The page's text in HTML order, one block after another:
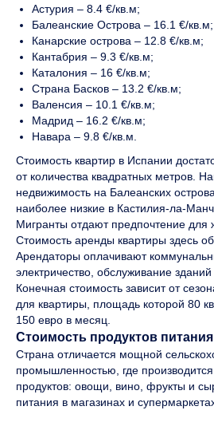
Астурия – 8.4 €/кв.м;
Балеанские Острова – 16.1 €/кв.м;
Канарские острова – 12.8 €/кв.м;
Кантабрия – 9.3 €/кв.м;
Каталония – 16 €/кв.м;
Страна Басков – 13.2 €/кв.м;
Валенсия – 10.1 €/кв.м;
Мадрид – 16.2 €/кв.м;
Навара – 9.8 €/кв.м.
Стоимость квартир в Испании
от количества квадратных метров.
недвижимость на Балеанских
наиболее низкие в Кастилия-ла-
Мигранты отдают предпочтение для
Стоимость аренды квартиры здесь
Арендаторы оплачивают
электричество, обслуживание
Конечная стоимость зависит от
для квартиры, площадь которой 80
150 евро в месяц.
Стоимость продуктов
Страна отличается мощной
промышленностью, где
продуктов: овощи, вино, фрукты и
питания в магазинах и